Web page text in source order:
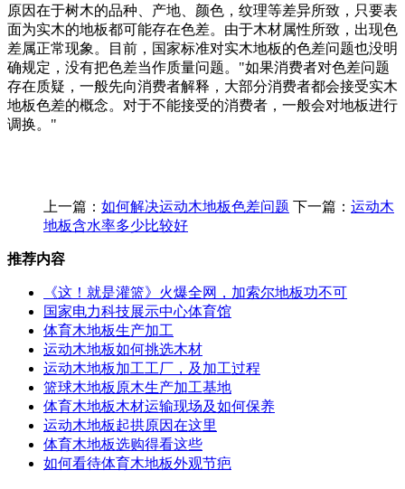
原因在于树木的品种、产地、颜色，纹理等差异所致，只要表
面为实木的地板都可能存在色差。由于木材属性所致，出现色
差属正常现象。目前，国家标准对实木地板的色差问题也没明
确规定，没有把色差当作质量问题。"如果消费者对色差问题
存在质疑，一般先向消费者解释，大部分消费者都会接受实木
地板色差的概念。对于不能接受的消费者，一般会对地板进行
调换。"
上一篇： 如何解决运动木地板色差问题 下一篇： 运动木
地板含水率多少比较好
推荐内容
《这！就是灌篮》火爆全网，加索尔地板功不可
国家电力科技展示中心体育馆
体育木地板生产加工
运动木地板如何挑选木材
运动木地板加工工厂，及加工过程
篮球木地板原木生产加工基地
体育木地板木材运输现场及如何保养
运动木地板起拱原因在这里
体育木地板选购得看这些
如何看待体育木地板外观节疤